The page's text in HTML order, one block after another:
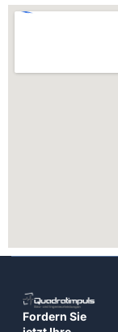
Fordern Sie